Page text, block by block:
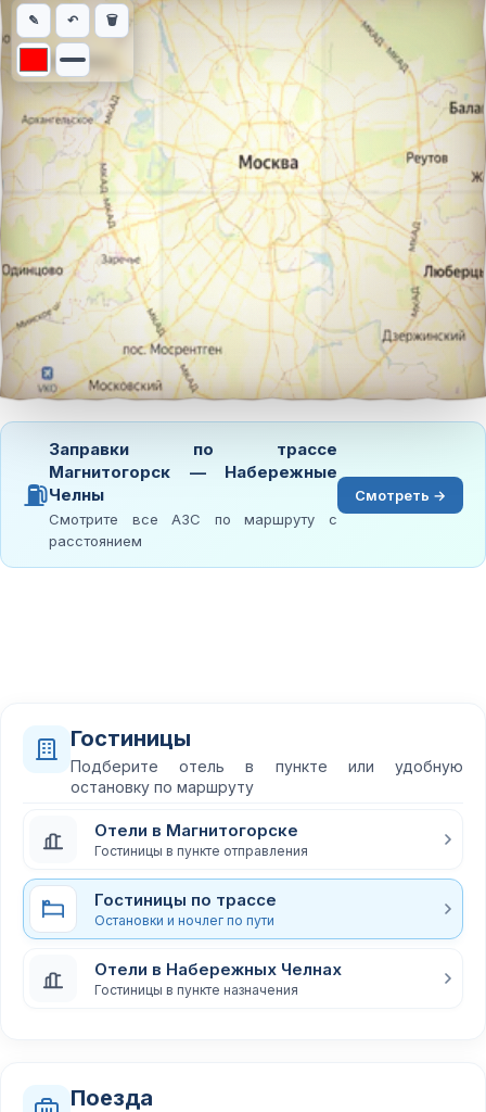
✎ ↶ 🗑
⛽
Заправки по трассе
Магнитогорск — Набережные
Челны
Смотрите все АЗС по маршруту с
расстоянием
Смотреть →
Гостиницы
Подберите отель в пункте или удобную
остановку по маршруту
Отели в Магнитогорске
Гостиницы в пункте отправления
Гостиницы по трассе
Остановки и ночлег по пути
Отели в Набережных Челнах
Гостиницы в пункте назначения
Поезда